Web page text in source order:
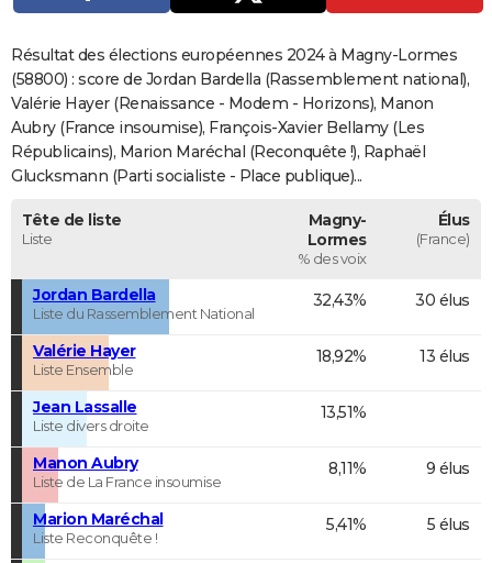
S'inscrire
Se connecter
Lycées
Collèges
Primaires
Universités
Entreprises
Service militaire
Avis de recherche
AVIS DE DÉCÈS
FORUM
Bricolage
Lifestyle
Culture
SportAuto
Television
Voyage
Cinema
Résultat des élections européennes 2024 à Magny-Lormes
(58800) : score de Jordan Bardella (Rassemblement national),
Valérie Hayer (Renaissance - Modem - Horizons), Manon
Aubry (France insoumise), François-Xavier Bellamy (Les
Républicains), Marion Maréchal (Reconquête !), Raphaël
Glucksmann (Parti socialiste - Place publique)...
Tête de liste
Liste
Magny-
Lormes
% des voix
Élus
(France)
Jordan Bardella
Liste du Rassemblement National
32,43% 30 élus
Valérie Hayer
Liste Ensemble
18,92% 13 élus
Jean Lassalle
Liste divers droite
13,51%
Manon Aubry
Liste de La France insoumise
8,11% 9 élus
Marion Maréchal
Liste Reconquête !
5,41% 5 élus